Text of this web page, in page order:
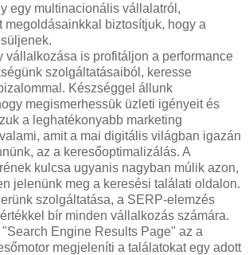
egy multinacionális vállalatról,
megoldásainkkal biztosítjuk, hogy a
vállalkozása is profitáljon a performance
szolgáltatásaiból, keresse
Készséggel állunk
megismerhessük üzleti igényeit és
a leghatékonyabb marketing
amit a mai digitális világban igazán
az a keresőoptimalizálás. A
kulcsa ugyanis nagyban múlik azon,
jelenünk meg a keresési találati oldalon.
szolgáltatása, a SERP-elemzés
bír minden vállalkozás számára.
Engine Results Page" az a
megjeleníti a találatokat egy adott